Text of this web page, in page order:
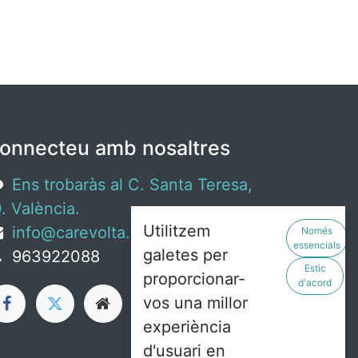
amb nosaltres
Ens trobaràs al C. Santa Teresa,
València.
info@carevolta.org
963922088
Utilitzem
galetes per
proporcionar-
vos una millor
experiència
d'usuari en
Només
essencials
Estic
d'acord